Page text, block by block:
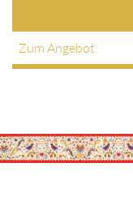
Zum Angebot